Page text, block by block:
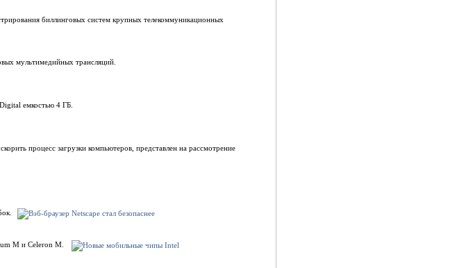
биллинговых систем крупных телекоммуникационных
мультимедийных трансляций.
емкостью 4 ГБ.
процесс загрузки компьютеров, представлен на рассмотрение
M и Celeron M.